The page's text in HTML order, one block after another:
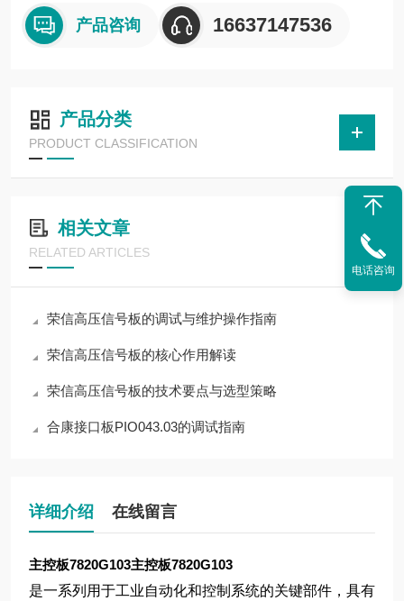
产品咨询 16637147536
产品分类
PRODUCT CLASSIFICATION
相关文章
RELATED ARTICLES
荣信高压信号板的调试与维护操作指南
荣信高压信号板的核心作用解读
荣信高压信号板的技术要点与选型策略
合康接口板PIO043.03的调试指南
详细介绍 在线留言
主控板7820G103主控板7820G103
是一系列用于工业自动化和控制系统的关键部件，具有
电话咨询